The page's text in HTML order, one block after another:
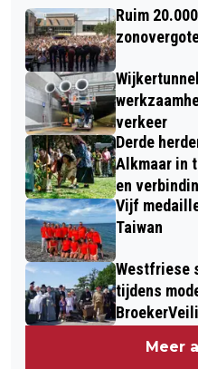
HET
ZONDAG 16 JULI
NOORD-HOLLAND
DOOR STORM POLY
Ruim
verkeer
Derde
Alkmaar in
en
Vijf
Taiwan
Westfriese
tijdens
Meer